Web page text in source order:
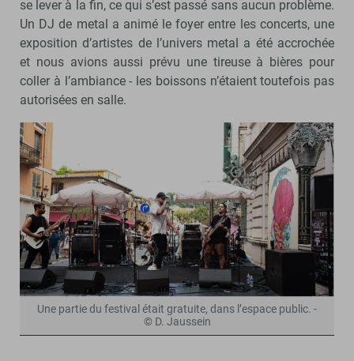
se lever à la fin, ce qui s’est passé sans aucun problème.
Un DJ de metal a animé le foyer entre les concerts, une
exposition d’artistes de l’univers metal a été accrochée
et nous avions aussi prévu une tireuse à bières pour
coller à l’ambiance - les boissons n’étaient toutefois pas
autorisées en salle.
Une partie du festival était gratuite, dans l’espace public. -
© D. Jaussein